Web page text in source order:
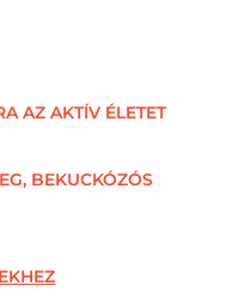
AZ AKTÍV ÉLETET
BEKUCKÓZÓS